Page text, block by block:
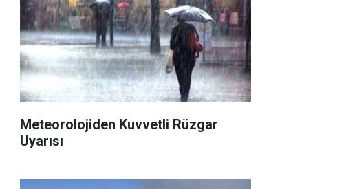
Meteorolojiden Kuvvetli Rüzgar
Uyarısı